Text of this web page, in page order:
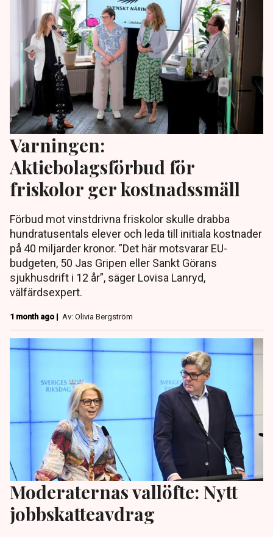
Varningen:
Aktiebolagsförbud för
friskolor ger kostnadssmäll
Förbud mot vinstdrivna friskolor skulle drabba
hundratusentals elever och leda till initiala kostnader
på 40 miljarder kronor. ”Det här motsvarar EU-
budgeten, 50 Jas Gripen eller Sankt Görans
sjukhusdrift i 12 år”, säger Lovisa Lanryd,
välfärdsexpert.
1 month ago | Av: Olivia Bergström
Moderaternas vallöfte: Nytt
jobbskatteavdrag